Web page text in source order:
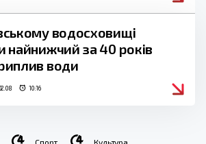
водосховищі
найнижчий за 40 років
води
10:16